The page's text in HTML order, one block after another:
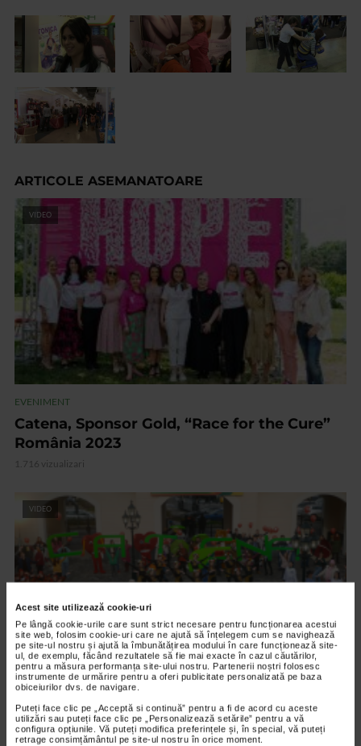
Acest site utilizează cookie-uri
Pe lângă cookie-urile care sunt strict necesare pentru funcționarea acestui
site web, folosim cookie-uri care ne ajută să înțelegem cum se navighează
pe site-ul nostru și ajută la îmbunătățirea modului în care funcționează site-
ul, de exemplu, făcând rezultatele să fie mai exacte în cazul căutărilor,
pentru a măsura performanța site-ului nostru. Partenerii noștri folosesc
instrumente de urmărire pentru a oferi publicitate personalizată pe baza
obiceiurilor dvs. de navigare.
Puteți face clic pe „Acceptă si continuă” pentru a fi de acord cu aceste
utilizări sau puteți face clic pe „Personalizează setările” pentru a vă
configura opțiunile. Vă puteți modifica preferințele și, în special, vă puteți
retrage consimțământul pe site-ul nostru în orice moment.
ARTICOLE ASEMANATOARE
VIDEO
EVENIMENT
Catena, Sponsor Gold, “Race for the Cure”
România 2023
1.716 vizualizari
VIDEO
Catena, mereu aproape de tine
2.144 vizualizari